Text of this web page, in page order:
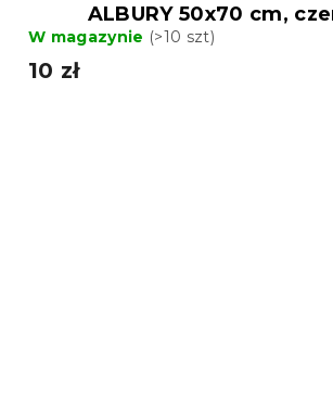
ALBURY 50x70 cm,
W magazynie (>10 szt)
10 zł